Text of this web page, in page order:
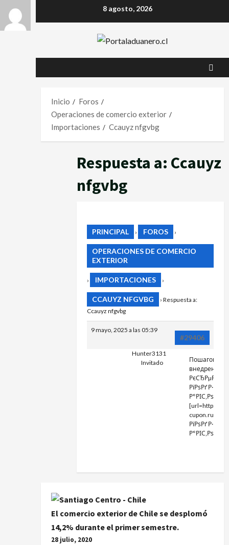
8 agosto, 2026
Inicio
Foros
Operaciones de comercio exterior
Importaciones
Ccauyz nfgvbg
Respuesta a: Ccauyz
nfgvbg
PRINCIPAL › FOROS ›
OPERACIONES DE COMERCIO
EXTERIOR
› IMPORTACIONES ›
CCAUYZ NFGVBG › Respuesta a:
Ccauyz nfgvbg
9 mayo, 2025 a las 05:39
#29406
Hunter3131
Invitado
Пошаговый
внедрения
РїРѕРґ
Р°РІС‚Рѕ
[url=http://
РїРѕРґ
Р°РІС‚Рѕ[/url]
El comercio exterior de Chile se desplomó
14,2% durante el primer semestre.
28 julio, 2020